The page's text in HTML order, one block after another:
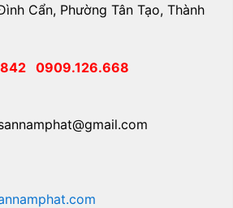
Cẩn, Phường Tân Tạo, Thành
0909.126.668